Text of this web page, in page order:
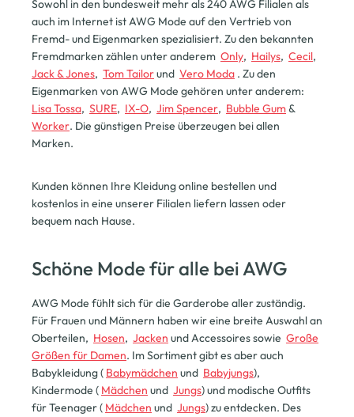
Sowohl in den bundesweit mehr als 240 AWG Filialen als
auch im Internet ist AWG Mode auf den Vertrieb von
Fremd- und Eigenmarken spezialisiert. Zu den bekannten
Fremdmarken zählen unter anderem Only, Hailys, Cecil,
Jack & Jones, Tom Tailorund Vero Moda . Zu den
Eigenmarken von AWG Mode gehören unter anderem:
Lisa Tossa, SURE, IX-O, Jim Spencer, Bubble Gum&
Worker. Die günstigen Preise überzeugen bei allen
Marken.
Kunden können Ihre Kleidung online bestellen und
kostenlos in eine unserer Filialen liefern lassen oder
bequem nach Hause.
Schöne Mode für alle bei AWG
AWG Mode fühlt sich für die Garderobe aller zuständig.
Für Frauen und Männern haben wir eine breite Auswahl an
Oberteilen, Hosen, Jacken und Accessoires sowie Große
Größen für Damen. Im Sortiment gibt es aber auch
Babykleidung ( Babymädchen und Babyjungs),
Kindermode ( Mädchen und Jungs) und modische Outfits
für Teenager ( Mädchen und Jungs) zu entdecken. Des